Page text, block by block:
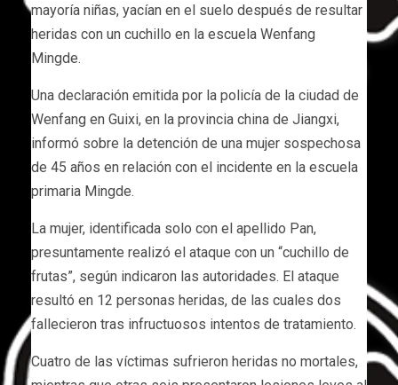
mayoría niñas, yacían en el suelo después de resultar
heridas con un cuchillo en la escuela Wenfang
Mingde.
Una declaración emitida por la policía de la ciudad de
Wenfang en Guixi, en la provincia china de Jiangxi,
informó sobre la detención de una mujer sospechosa
de 45 años en relación con el incidente en la escuela
primaria Mingde.
La mujer, identificada solo con el apellido Pan,
presuntamente realizó el ataque con un “cuchillo de
frutas”, según indicaron las autoridades. El ataque
resultó en 12 personas heridas, de las cuales dos
fallecieron tras infructuosos intentos de tratamiento.
Cuatro de las víctimas sufrieron heridas no mortales,